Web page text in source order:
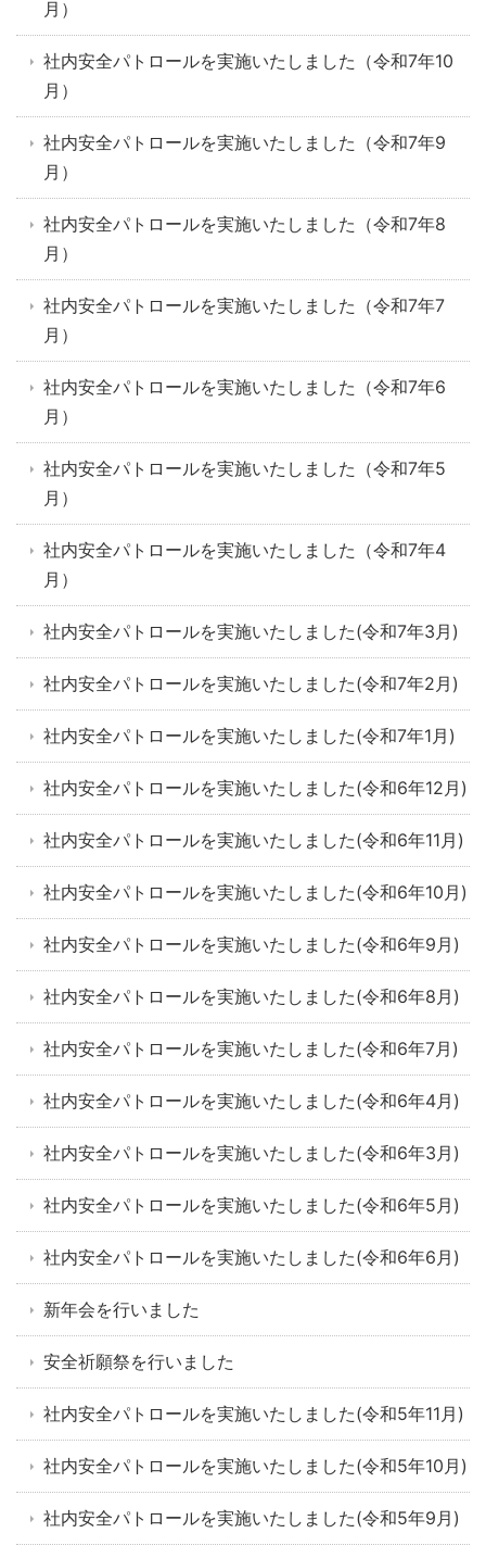
月）
社内安全パトロールを実施いたしました（令和7年10
月）
社内安全パトロールを実施いたしました（令和7年9
月）
社内安全パトロールを実施いたしました（令和7年8
月）
社内安全パトロールを実施いたしました（令和7年7
月）
社内安全パトロールを実施いたしました（令和7年6
月）
社内安全パトロールを実施いたしました（令和7年5
月）
社内安全パトロールを実施いたしました（令和7年4
月）
社内安全パトロールを実施いたしました(令和7年3月)
社内安全パトロールを実施いたしました(令和7年2月)
社内安全パトロールを実施いたしました(令和7年1月)
社内安全パトロールを実施いたしました(令和6年12月)
社内安全パトロールを実施いたしました(令和6年11月)
社内安全パトロールを実施いたしました(令和6年10月)
社内安全パトロールを実施いたしました(令和6年9月)
社内安全パトロールを実施いたしました(令和6年8月)
社内安全パトロールを実施いたしました(令和6年7月)
社内安全パトロールを実施いたしました(令和6年4月)
社内安全パトロールを実施いたしました(令和6年3月)
社内安全パトロールを実施いたしました(令和6年5月)
社内安全パトロールを実施いたしました(令和6年6月)
新年会を行いました
安全祈願祭を行いました
社内安全パトロールを実施いたしました(令和5年11月)
社内安全パトロールを実施いたしました(令和5年10月)
社内安全パトロールを実施いたしました(令和5年9月)